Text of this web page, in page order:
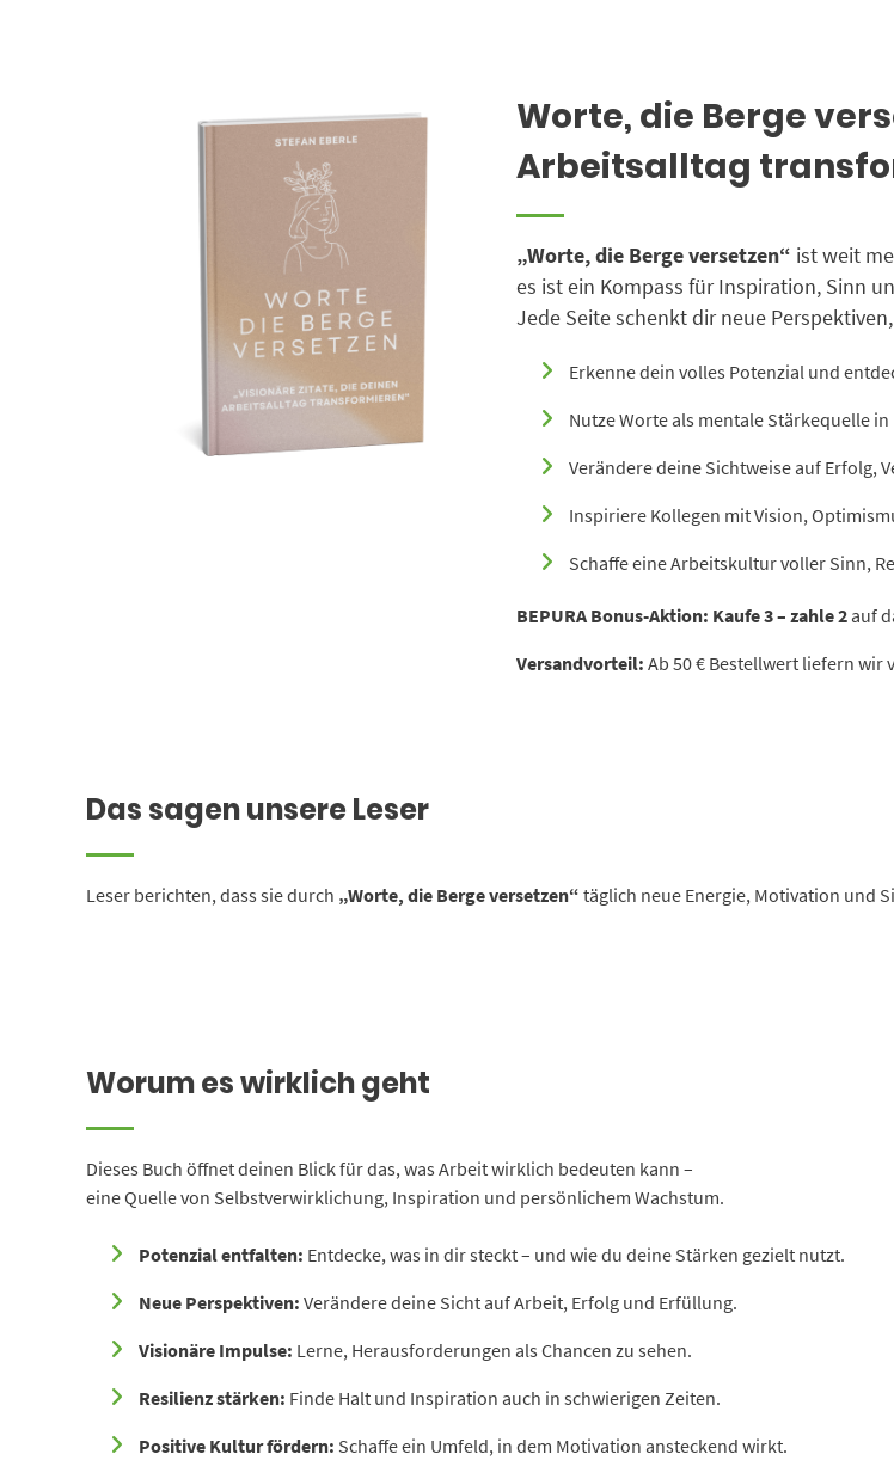
Worte, die Berge
Arbeitsalltag
„Worte, die Berge versetzen“ ist weit
es ist ein Kompass für Inspiration, Sinn
Jede Seite schenkt dir neue
Erkenne dein volles Potenzial und
Nutze Worte als mentale Stärkequelle
Verändere deine Sichtweise auf Erfolg,
Inspiriere Kollegen mit Vision,
Schaffe eine Arbeitskultur voller Sinn,
BEPURA Bonus-Aktion: Kaufe 3 – zahle 2auf
Versandvorteil: Ab 50 € Bestellwert liefern wir
Das sagen unsere Leser
Leser berichten, dass sie durch „Worte, die Berge versetzen“ täglich neue Energie, Motivation und
Worum es wirklich geht
Dieses Buch öffnet deinen Blick für das, was Arbeit wirklich bedeuten kann –
eine Quelle von Selbstverwirklichung, Inspiration und persönlichem Wachstum.
Potenzial entfalten: Entdecke, was in dir steckt – und wie du deine Stärken gezielt nutzt.
Neue Perspektiven: Verändere deine Sicht auf Arbeit, Erfolg und Erfüllung.
Visionäre Impulse: Lerne, Herausforderungen als Chancen zu sehen.
Resilienz stärken: Finde Halt und Inspiration auch in schwierigen Zeiten.
Positive Kultur fördern: Schaffe ein Umfeld, in dem Motivation ansteckend wirkt.